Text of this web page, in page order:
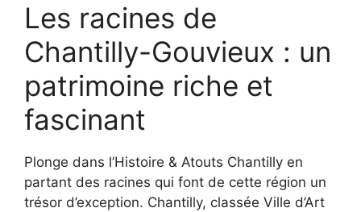
Les racines de
Chantilly-Gouvieux : un
patrimoine riche et
fascinant
Plonge dans l’Histoire & Atouts Chantilly en
partant des racines qui font de cette région un
trésor d’exception. Chantilly, classée Ville d’Art